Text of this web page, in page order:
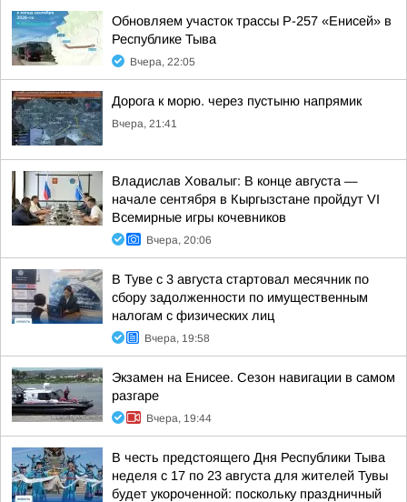
Обновляем участок трассы Р-257 «Енисей» в
Республике Тыва
Вчера, 22:05
Дорога к морю. через пустыню напрямик
Вчера, 21:41
Владислав Ховалыг: В конце августа —
начале сентября в Кыргызстане пройдут VI
Всемирные игры кочевников
Вчера, 20:06
В Туве с 3 августа стартовал месячник по
сбору задолженности по имущественным
налогам с физических лиц
Вчера, 19:58
Экзамен на Енисее. Сезон навигации в самом
разгаре
Вчера, 19:44
В честь предстоящего Дня Республики Тыва
неделя с 17 по 23 августа для жителей Тувы
будет укороченной: поскольку праздничный